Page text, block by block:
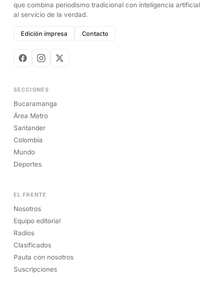
que combina periodismo tradicional con inteligencia artificial
al servicio de la verdad.
Edición impresa Contacto
SECCIONES
Bucaramanga
Área Metro
Santander
Colombia
Mundo
Deportes
EL FRENTE
Nosotros
Equipo editorial
Radios
Clasificados
Pauta con nosotros
Suscripciones